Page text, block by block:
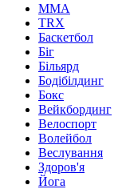
MMA
TRX
Баскетбол
Біг
Більярд
Бодібілдинг
Бокс
Вейкбординг
Велоспорт
Волейбол
Веслування
Здоров'я
Йога